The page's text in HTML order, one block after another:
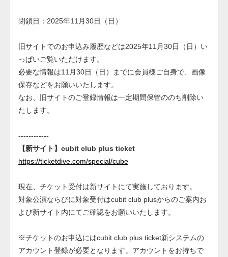
閉鎖日：2025年11月30日（日）
旧サイトでのお申込み履歴などは2025年11月30日（日）い
っぱいご覧いただけます。
必要な情報は11月30日（日）までに会員様ご自身で、画像
保存などをお願いいたします。
なお、旧サイトのご登録情報は一定期間保管ののち削除い
たします。
------------
【新サイト】cubit club plus ticket
https://ticketdive.com/special/cube
現在、チケット受付は新サイトにて実施しております。
対象公演ならびに対象受付はcubit club plusからのご案内お
よび新サイト内にてご確認をお願いいたします。
※チケットのお申込にはcubit club plus ticket新システムの
アカウント登録が必要となります。アカウントをお持ちで